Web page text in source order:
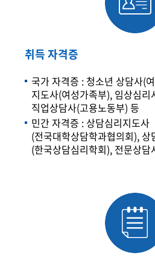
취득 자격증
국가 자격증 : 청소년 상담사(
지도사(여성가족부), 임상심리
직업상담사(고용노동부) 등
민간 자격증 : 상담심리지도사
(전국대학상담학과협의회), 상
(한국상담심리학회), 전문상담